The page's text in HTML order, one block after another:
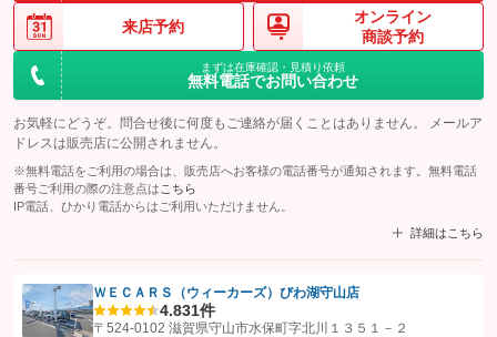
来店予約
オンライン
商談予約
まずは在庫確認・見積り依頼
無料電話でお問い合わせ
お気軽にどうぞ。問合せ後に何度もご連絡が届くことはありません。 メールア
ドレスは販売店に公開されません。
※無料電話をご利用の場合は、販売店へお客様の電話番号が通知されます。無料電話
番号ご利用の際の注意点は こちら
IP電話、ひかり電話からはご利用いただけません。
詳細はこちら
【STEP1】認証画面でグーネットを友だち追加してから「許可する」ボタンを押
ＷＥＣＡＲＳ（ウィーカーズ）びわ湖守山店
4.831件
〒524-0102 滋賀県守山市水保町字北川１３５１－２